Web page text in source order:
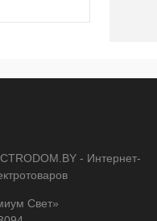
- Интернет-
Свет»